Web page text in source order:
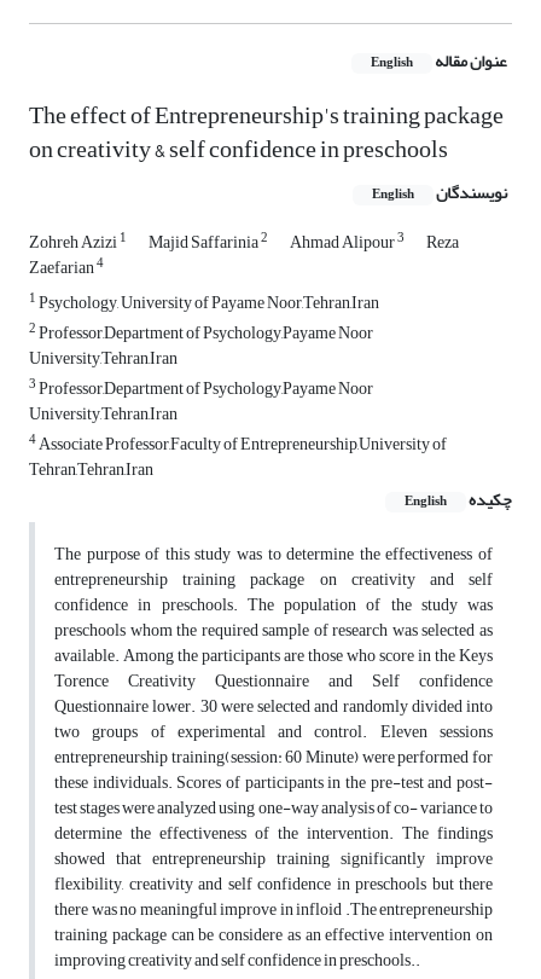
عنوان مقاله English
The effect of Entrepreneurship's training package
on creativity & self confidence in preschools
نویسندگان English
Zohreh Azizi1 Majid Saffarinia2 Ahmad Alipour3 Reza
Zaefarian4
1Psychology, University of Payame Noor,Tehran,Iran
2Professor,Department of Psychology,Payame Noor
University,Tehran,Iran
3Professor,Department of Psychology,Payame Noor
University,Tehran,Iran
4Associate Professor,Faculty of Entrepreneurship,University of
Tehran,Tehran,Iran
چکیده
English
The purpose of this study was to determine the effectiveness of
entrepreneurship training package on creativity and self
confidence in preschools. The population of the study was
preschools whom the required sample of research was selected as
available. Among the participants are those who score in the Keys
Torence Creativity Questionnaire and Self confidence
Questionnaire lower. 30 were selected and randomly divided into
two groups of experimental and control. Eleven sessions
entrepreneurship training(session: 60 Minute) were performed for
these individuals. Scores of participants in the pre-test and post-
test stages were analyzed using one-way analysis of co- variance to
determine the effectiveness of the intervention. The findings
showed that entrepreneurship training significantly improve
flexibility, creativity and self confidence in preschools but there
there was no meaningful improve in infloid .The entrepreneurship
training package can be considere as an effective intervention on
improving creativity and self confidence in preschools..